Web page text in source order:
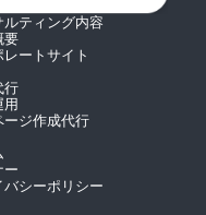
ルティング内容
要
レートサイト
行
用
ージ作成代行
ー
バシーポリシー